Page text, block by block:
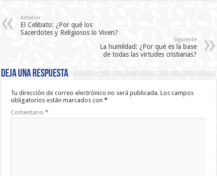
Anterior
El Celibato: ¿Por qué los
Sacerdotes y Religiosos lo Viven?
Siguiente
La humildad: ¿Por qué es la base
de todas las virtudes cristianas?
Deja una respuesta
Tu dirección de correo electrónico no será publicada. Los campos
obligatorios están marcados con*
Comentario*